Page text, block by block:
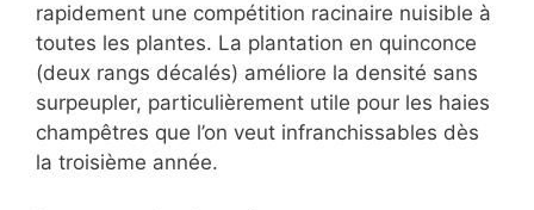
rapidement une compétition racinaire nuisible à
toutes les plantes. La plantation en quinconce
(deux rangs décalés) améliore la densité sans
surpeupler, particulièrement utile pour les haies
champêtres que l’on veut infranchissables dès
la troisième année.